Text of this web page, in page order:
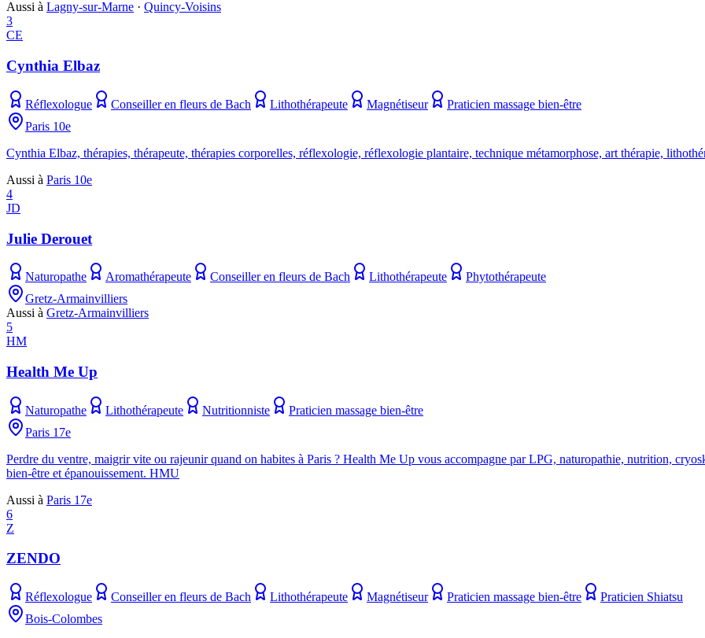
Aussi à Lagny-sur-Marne · Quincy-Voisins
3
CE
Cynthia Elbaz
Réflexologue Conseiller en fleurs de Bach Lithothérapeute Magnétiseur
Praticien massage bien-être
Paris 10e
Cynthia Elbaz, thérapies, thérapeute, thérapies corporelles, réflexologie, réflexologie plantaire, technique métamorphose, art thérapie,
Aussi à Paris 10e
4
JD
Julie Derouet
Naturopathe Aromathérapeute Conseiller en fleurs de Bach Lithothérapeute
Phytothérapeute
Gretz-Armainvilliers
Aussi à Gretz-Armainvilliers
5
HM
Health Me Up
Naturopathe Lithothérapeute Nutritionniste
Praticien massage bien-être
Paris 17e
Perdre du ventre, maigrir vite ou rajeunir quand on habites à Paris ? Health Me Up vous accompagne par LPG, naturopathie, nutrition,
bien-être et épanouissement. HMU
Aussi à Paris 17e
6
Z
ZENDO
Réflexologue Conseiller en fleurs de Bach Lithothérapeute Magnétiseur Praticien massage bien-être
Praticien Shiatsu
Bois-Colombes